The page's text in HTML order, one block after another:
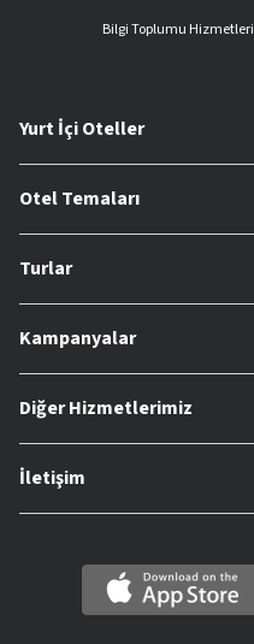
Bilgi Toplumu Hizmetleri
Yurt İçi Oteller
Otel Temaları
Turlar
Kampanyalar
Diğer Hizmetlerimiz
İletişim